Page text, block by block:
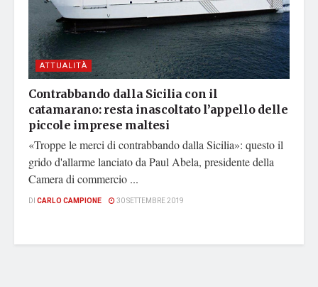
ATTUALITÀ
Contrabbando dalla Sicilia con il
catamarano: resta inascoltato l’appello delle
piccole imprese maltesi
«Troppe le merci di contrabbando dalla Sicilia»: questo il
grido d'allarme lanciato da Paul Abela, presidente della
Camera di commercio ...
DI CARLO CAMPIONE 30 SETTEMBRE 2019